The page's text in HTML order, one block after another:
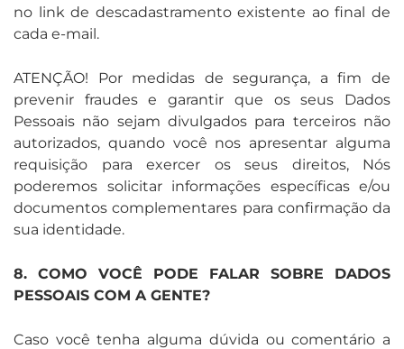
no link de descadastramento existente ao final de
cada e-mail.
ATENÇÃO! Por medidas de segurança, a fim de
prevenir fraudes e garantir que os seus Dados
Pessoais não sejam divulgados para terceiros não
autorizados, quando você nos apresentar alguma
requisição para exercer os seus direitos, Nós
poderemos solicitar informações específicas e/ou
documentos complementares para confirmação da
sua identidade.
8. COMO VOCÊ PODE FALAR SOBRE DADOS
PESSOAIS COM A GENTE?
Caso você tenha alguma dúvida ou comentário a